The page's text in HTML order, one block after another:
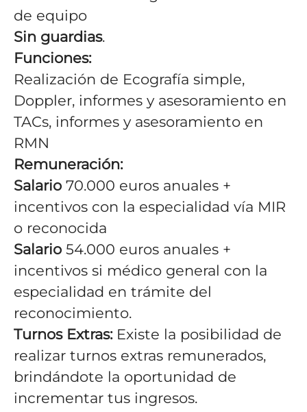
de equipo
Sin guardias.
Funciones:
Realización de Ecografía simple,
Doppler, informes y asesoramiento en
TACs, informes y asesoramiento en
RMN
Remuneración:
Salario 70.000 euros anuales +
incentivos con la especialidad vía MIR
o reconocida
Salario 54.000 euros anuales +
incentivos si médico general con la
especialidad en trámite del
reconocimiento.
Turnos Extras:Existe la posibilidad de
realizar turnos extras remunerados,
brindándote la oportunidad de
incrementar tus ingresos.